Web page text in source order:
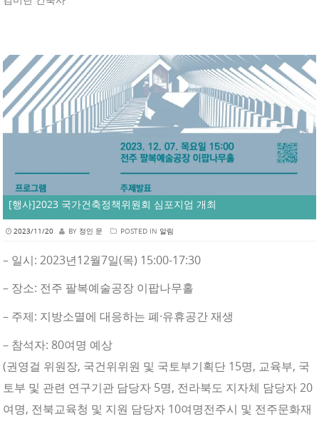
[행사]2023 국가건축정책위원회 심포지엄 개최
2023/11/20 BY 정인 문 POSTED IN 알림
– 일시: 2023년12월7일(목) 15:00-17:30
– 장소: 전주 팔복예술공장 이팝나무홀
– 주제: 지방소멸에 대응하는 폐·유휴공간 재생
– 참석자: 80여명 예상
(권영걸 위원장, 국건위위원 및 국토부기획단 15명, 교육부, 국
토부 및 관련 연구기관 담당자 5명, 전라북도 지자체 담당자 20
여명, 전북교육청 및 지원 담당자 10여명전주시 및 전주문화재